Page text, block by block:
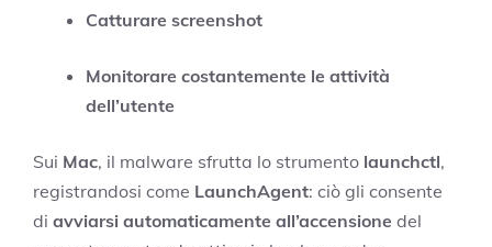
Catturare screenshot
Monitorare costantemente le attività
dell’utente
Sui Mac, il malware sfrutta lo strumento launchctl,
registrandosi come LaunchAgent: ciò gli consente
di avviarsi automaticamente all’accensione del